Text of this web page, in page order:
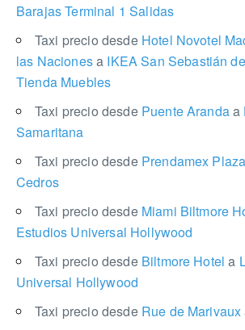
Barajas Terminal 1 Salidas
Taxi precio desde Hotel Novotel
las Nacionesa IKEA San Sebastián
Tienda Muebles
Taxi precio desde Puente Arandaa
Samaritana
Taxi precio desde Prendamex
Cedros
Taxi precio desde Miami Biltmore
Estudios Universal Hollywood
Taxi precio desde Biltmore Hotela
Universal Hollywood
Taxi precio desde Rue de Marivaux